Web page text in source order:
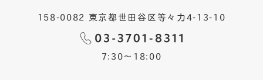
158-0082 東京都世田谷区等々力4-13-10
7:30〜18:00